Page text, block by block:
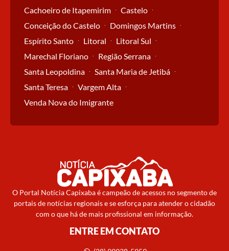
Cachoeiro de Itapemirim
Castelo
Conceição do Castelo
Domingos Martins
Espírito Santo
Litoral
Litoral Sul
Marechal Floriano
Região Serrana
Santa Leopoldina
Santa Maria de Jetibá
Santa Teresa
Vargem Alta
Venda Nova do Imigrante
O Portal Notícia Capixaba é campeão de acessos no segmento de
portais de notícias regionais e se esforça para atender o cidadão
com o que há de mais profissional em informação.
ENTRE EM CONTATO